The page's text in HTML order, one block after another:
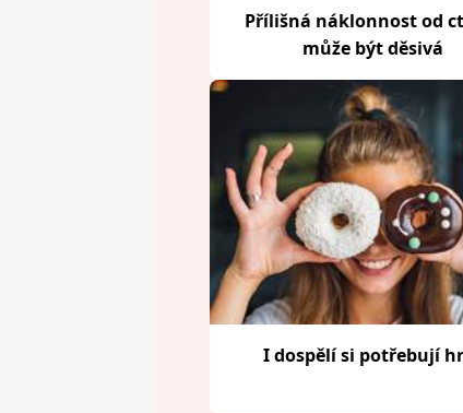
Přílišná náklonnost od
může být děsivá
I dospělí si potřebují